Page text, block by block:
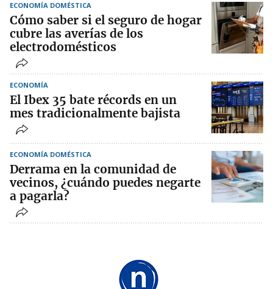
ECONOMÍA DOMÉSTICA
Cómo saber si el seguro de hogar
cubre las averías de los
electrodomésticos
ECONOMÍA
El Ibex 35 bate récords en un
mes tradicionalmente bajista
ECONOMÍA DOMÉSTICA
Derrama en la comunidad de
vecinos, ¿cuándo puedes negarte
a pagarla?